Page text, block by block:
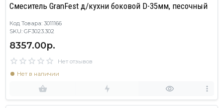
Смеситель GranFest д/кухни боковой D-35мм, песочный
Код Товара: 3011166
SKU: GF3023.302
8357.00р.
Нет отзывов
Нет в наличии